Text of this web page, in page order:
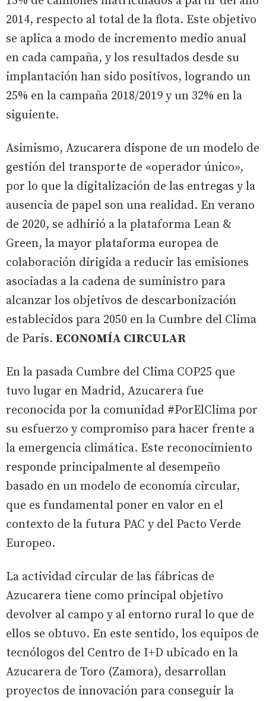
2014, respecto al total de la flota. Este objetivo
se aplica a modo de incremento medio anual
en cada campaña, y los resultados desde su
implantación han sido positivos, logrando un
25% en la campaña 2018/2019 y un 32% en la
siguiente.
Asimismo, Azucarera dispone de un modelo de
gestión del transporte de «operador único»,
por lo que la digitalización de las entregas y la
ausencia de papel son una realidad. En verano
de 2020, se adhirió a la plataforma Lean &
Green, la mayor plataforma europea de
colaboración dirigida a reducir las emisiones
asociadas a la cadena de suministro para
alcanzar los objetivos de descarbonización
establecidos para 2050 en la Cumbre del Clima
de París. ECONOMÍA CIRCULAR
En la pasada Cumbre del Clima COP25 que
tuvo lugar en Madrid, Azucarera fue
reconocida por la comunidad #PorElClima por
su esfuerzo y compromiso para hacer frente a
la emergencia climática. Este reconocimiento
responde principalmente al desempeño
basado en un modelo de economía circular,
que es fundamental poner en valor en el
contexto de la futura PAC y del Pacto Verde
Europeo.
La actividad circular de las fábricas de
Azucarera tiene como principal objetivo
devolver al campo y al entorno rural lo que de
ellos se obtuvo. En este sentido, los equipos de
tecnólogos del Centro de I+D ubicado en la
Azucarera de Toro (Zamora), desarrollan
proyectos de innovación para conseguir la